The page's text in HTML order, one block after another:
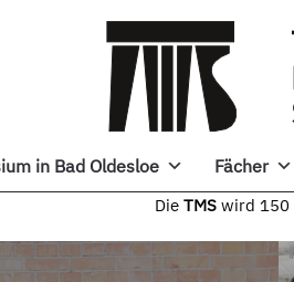
in Bad Oldesloe Fächer
TMS wird 150